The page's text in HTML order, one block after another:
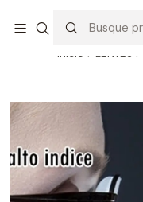
Inicio LENTES